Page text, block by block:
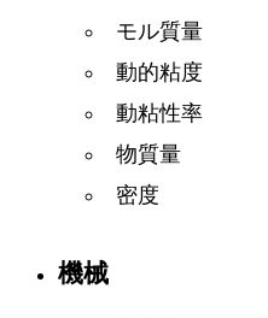
モル質量
動的粘度
動粘性率
物質量
密度
機械